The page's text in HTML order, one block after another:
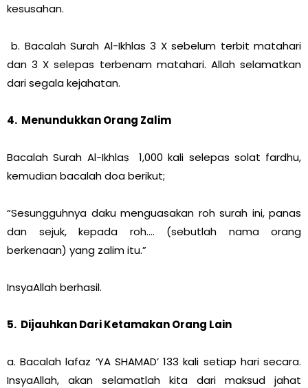
kesusahan.
b. Bacalah Surah Al-Ikhlas 3 X sebelum terbit matahari
dan 3 X selepas terbenam matahari. Allah selamatkan
dari segala kejahatan.
4. Menundukkan Orang Zalim
Bacalah Surah Al-Ikhlaṣ 1,000 kali selepas solat fardhu,
kemudian bacalah doa berikut;
“Sesungguhnya daku menguasakan roh surah ini, panas
dan sejuk, kepada roh…. (sebutlah nama orang
berkenaan) yang zalim itu.”
InsyaAllah berhasil.
5. Dijauhkan Dari Ketamakan Orang Lain
a. Bacalah lafaz ‘YA SHAMAD’ 133 kali setiap hari secara.
InsyaAllah, akan selamatlah kita dari maksud jahat